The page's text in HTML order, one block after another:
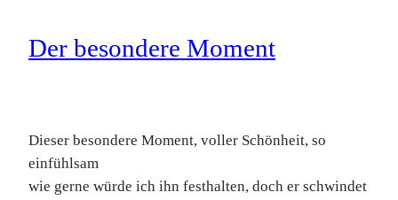
Der besondere Moment
Dieser besondere Moment, voller Schönheit, so
einfühlsam
wie gerne würde ich ihn festhalten, doch er schwindet